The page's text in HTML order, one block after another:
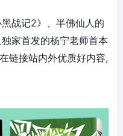
战记2》、半佛仙人的
家首发的杨宁老师首本
链接站内外优质好内容,